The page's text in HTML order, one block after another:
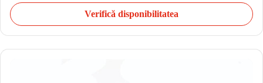
Verifică disponibilitatea